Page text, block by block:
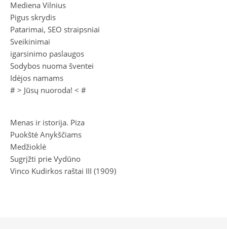
Žaislai, prekės vaikams
Mediena Vilnius
Pigus skrydis
Patarimai, SEO straipsniai
Sveikinimai
Idėjos namams
# >Jūsų nuoroda!< #
Menas ir istorija. Piza